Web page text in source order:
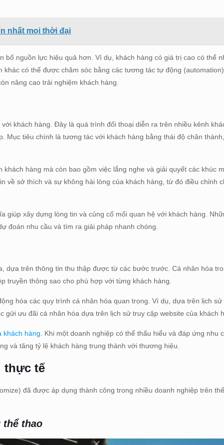
nhất mọi thời đại
bổ nguồn lực hiệu quả hơn. Ví dụ, khách hàng có giá trị cao có thể
khác có thể được chăm sóc bằng các tương tác tự động
nâng cao trải nghiệm khách hàng.
khách hàng. Đây là quá trình đối thoại diễn ra trên nhiều kênh
Mục tiêu chính là tương tác với khách hàng bằng thái độ chân
hàng mà còn bao gồm việc lắng nghe và giải quyết các khúc
về sở thích và sự không hài lòng của khách hàng, từ đó điều chỉnh
giúp xây dựng lòng tin và củng cố mối quan hệ với khách hàng.
đoán nhu cầu và tìm ra giải pháp nhanh chóng.
dựa trên thông tin thu thập được từ các bước trước. Cá nhân hóa
truyền thông sao cho phù hợp với từng khách hàng.
hóa các quy trình cá nhân hóa quan trọng. Ví dụ, dựa trên lịch
gửi ưu đãi cá nhân hóa dựa trên lịch sử truy cập website của khách
khách hàng. Khi một doanh nghiệp có thể thấu hiểu và đáp ứng nhu
và tăng tỷ lệ khách hàng trung thành với thương hiệu.
thực tế
đã được áp dụng thành công trong nhiều doanh nghiệp trên
thể thao